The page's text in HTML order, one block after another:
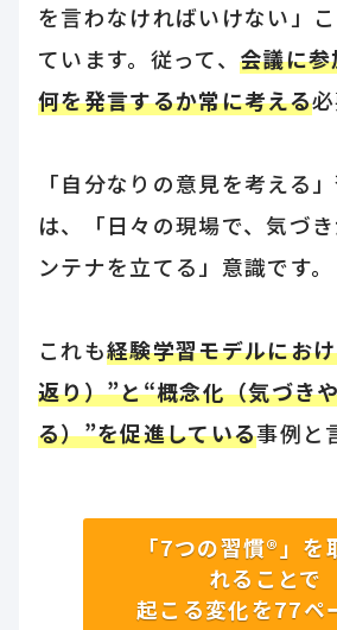
を言わなければいけない」
ています。従って、会議に
何を発言するか常に考える
「自分なりの意見を考える
は、「日々の現場で、気づ
ンテナを立てる」意識です。
これも経験学習モデルにお
返り）”と“概念化（気づき
る）”を促進している事例と
「7つの習慣®」を
れることで
起こる変化を77ペ